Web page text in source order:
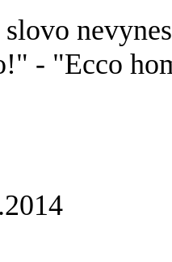
- "Ecco